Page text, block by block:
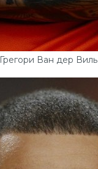
Грегори Ван дер Виль